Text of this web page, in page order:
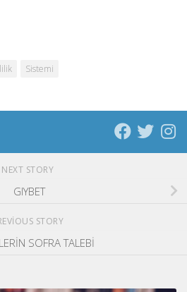
Sistemi
NEXT STORY
GIYBET
STORY
SOFRA TALEBİ